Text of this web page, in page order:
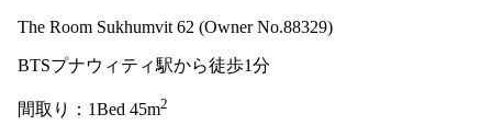
The Room Sukhumvit 62 (Owner No.88329)
BTSプナウィティ駅から徒歩1分
間取り：1Bed 45m2